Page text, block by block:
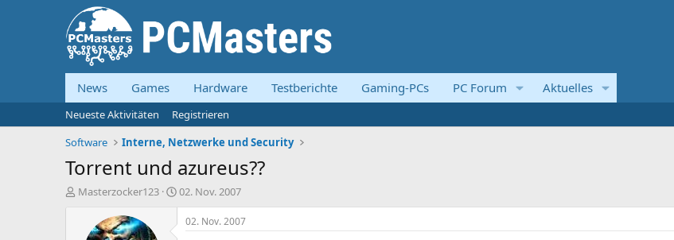
News Games Hardware Testberichte Gaming-PCs PC Forum Aktuelles
Neueste Aktivitäten
Registrieren
Software
Interne, Netzwerke und Security
Torrent und azureus??
E
Masterzocker123
E
r
02. Nov. 2007
02. Nov. 2007